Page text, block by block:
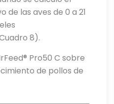
las aves de 0 a 21
8).
Pro50 C sobre
de pollos de